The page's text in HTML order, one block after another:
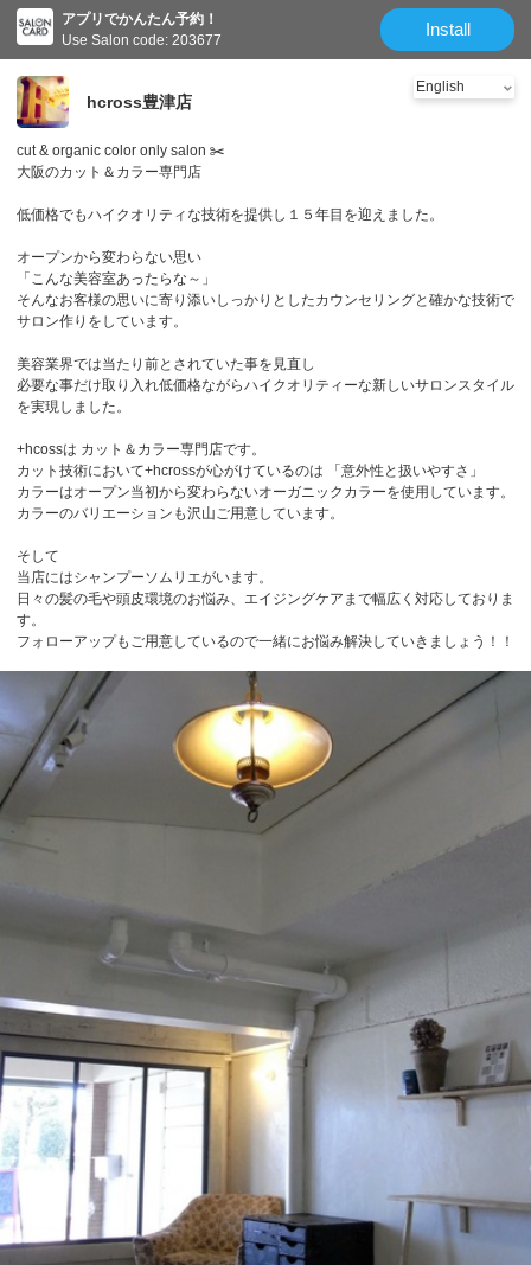
アプリでかんたん予約！
Use Salon code: 203677
Install
hcross豊津店
cut & organic color only salon ✂️
大阪のカット＆カラー専門店
低価格でもハイクオリティな技術を提供し１５年目を迎えました。
オープンから変わらない思い
「こんな美容室あったらな～」
そんなお客様の思いに寄り添いしっかりとしたカウンセリングと確かな技術で
サロン作りをしています。
美容業界では当たり前とされていた事を見直し
必要な事だけ取り入れ低価格ながらハイクオリティーな新しいサロンスタイル
を実現しました。
+hcossは カット＆カラー専門店です。
カット技術において+hcrossが心がけているのは 「意外性と扱いやすさ」
カラーはオープン当初から変わらないオーガニックカラーを使用しています。
カラーのバリエーションも沢山ご用意しています。
そして
当店にはシャンプーソムリエがいます。
日々の髪の毛や頭皮環境のお悩み、エイジングケアまで幅広く対応しておりま
す。
フォローアップもご用意しているので一緒にお悩み解決していきましょう！！